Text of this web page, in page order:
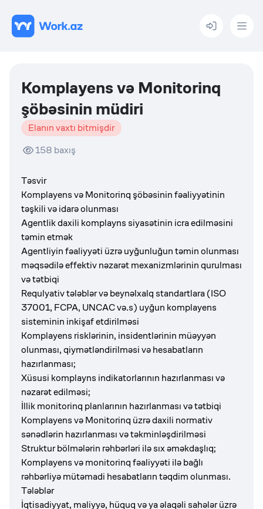
Menu
Komplayens və Monitorinq
şöbəsinin müdiri
Elanın vaxtı bitmişdir
158 baxış
Təsvir
Komplayens və Monitorinq şöbəsinin fəaliyyətinin
təşkili və idarə olunması
Agentlik daxili komplayns siyasətinin icra edilməsini
təmin etmək
Agentliyin fəaliyyəti üzrə uyğunluğun təmin olunması
məqsədilə effektiv nəzarət mexanizmlərinin qurulması
və tətbiqi
Requlyativ tələblər və beynəlxalq standartlara (ISO
37001, FCPA, UNCAC və.s) uyğun komplayens
sisteminin inkişaf etdirilməsi
Komplayens risklərinin, insidentlərinin müəyyən
olunması, qiymətləndirilməsi və hesabatların
hazırlanması;
Xüsusi komplayns indikatorlarının hazırlanması və
nəzarət edilməsi;
İllik monitorinq planlarının hazırlanması və tətbiqi
Komplayens və Monitorinq üzrə daxili normativ
sənədlərin hazırlanması və təkminləşdirilməsi
Struktur bölmələrin rəhbərləri ilə sıx əməkdaşlıq;
Komplayens və monitorinq fəaliyyəti ilə bağlı
rəhbərliyə mütəmadi hesabatların təqdim olunması.
Tələblər
İqtisadiyyat, maliyyə, hüquq və ya əlaqəli sahələr üzrə